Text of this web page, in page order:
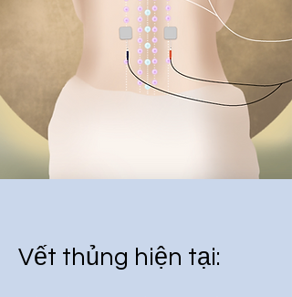
Vết thủng hiện tại: